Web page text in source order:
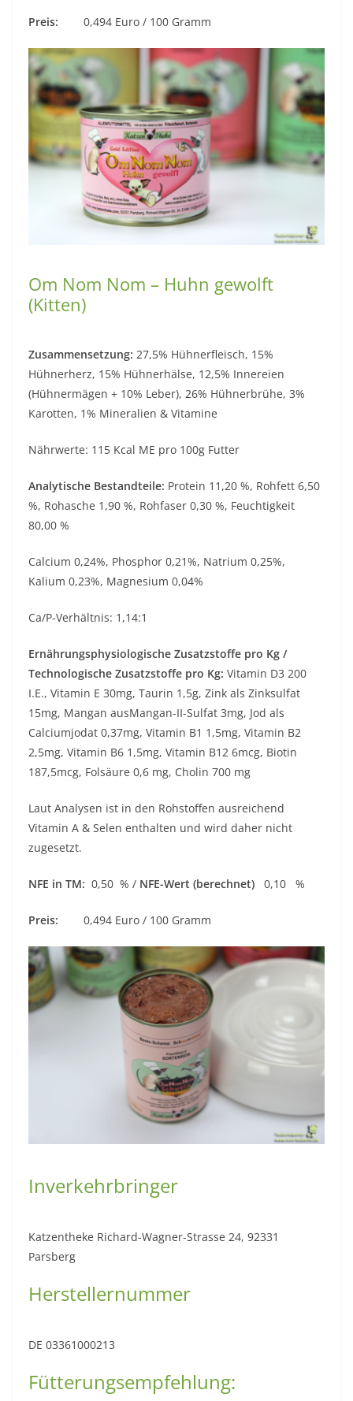
Preis: 0,494 Euro / 100 Gramm
Om Nom Nom – Huhn gewolft
(Kitten)
Zusammensetzung: 27,5% Hühnerfleisch, 15%
Hühnerherz, 15% Hühnerhälse, 12,5% Innereien
(Hühnermägen + 10% Leber), 26% Hühnerbrühe, 3%
Karotten, 1% Mineralien & Vitamine
Nährwerte: 115 Kcal ME pro 100g Futter
Analytische Bestandteile: Protein 11,20 %, Rohfett 6,50
%, Rohasche 1,90 %, Rohfaser 0,30 %, Feuchtigkeit
80,00 %
Calcium 0,24%, Phosphor 0,21%, Natrium 0,25%,
Kalium 0,23%, Magnesium 0,04%
Ca/P-Verhältnis: 1,14:1
Ernährungsphysiologische Zusatzstoffe pro Kg /
Technologische Zusatzstoffe pro Kg: Vitamin D3 200
I.E., Vitamin E 30mg, Taurin 1,5g, Zink als Zinksulfat
15mg, Mangan ausMangan-II-Sulfat 3mg, Jod als
Calciumjodat 0,37mg, Vitamin B1 1,5mg, Vitamin B2
2,5mg, Vitamin B6 1,5mg, Vitamin B12 6mcg, Biotin
187,5mcg, Folsäure 0,6 mg, Cholin 700 mg
Laut Analysen ist in den Rohstoffen ausreichend
Vitamin A & Selen enthalten und wird daher nicht
zugesetzt.
NFE in TM: 0,50 % / NFE-Wert (berechnet) 0,10 %
Preis: 0,494 Euro / 100 Gramm
Inverkehrbringer
Katzentheke Richard-Wagner-Strasse 24, 92331
Parsberg
Herstellernummer
DE 03361000213
Fütterungsempfehlung: